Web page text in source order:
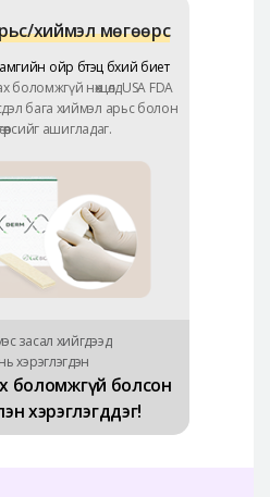
хиймэл мөгөөрс
ойр бүтэц бүхий биет
боломжгүй нөхцөлдUSA FDA
бага хиймэл арьс болон
ашигладаг.
засал хийгдээд
хэрэглэгдэн
боломжгүй болсон
хэрэглэгддэг!